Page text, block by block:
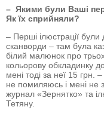
– Якими були Ваші
Як їх сприйняли?
– Перші ілюстрації були
сканворди – там була
білий малюнок про
кольорову обкладинку
мені тоді за неї 15
не помиляюсь і мені не
журнал «Зернятко» та
Тетяну.